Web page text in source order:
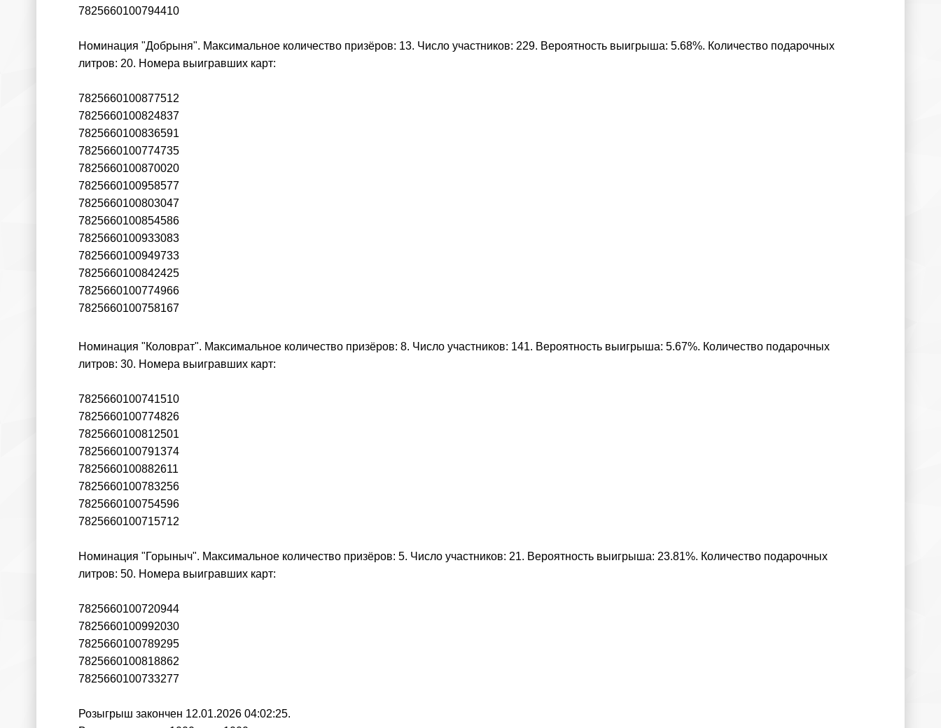
7825660100794410
Номинация "Добрыня". Максимальное количество призёров: 13. Число участников: 229. Вероятность выигрыша: 5.68%. Количество подарочных
литров: 20. Номера выигравших карт:
7825660100877512
7825660100824837
7825660100836591
7825660100774735
7825660100870020
7825660100958577
7825660100803047
7825660100854586
7825660100933083
7825660100949733
7825660100842425
7825660100774966
7825660100758167
Номинация "Коловрат". Максимальное количество призёров: 8. Число участников: 141. Вероятность выигрыша: 5.67%. Количество подарочных
литров: 30. Номера выигравших карт:
7825660100741510
7825660100774826
7825660100812501
7825660100791374
7825660100882611
7825660100783256
7825660100754596
7825660100715712
Номинация "Горыныч". Максимальное количество призёров: 5. Число участников: 21. Вероятность выигрыша: 23.81%. Количество подарочных
литров: 50. Номера выигравших карт:
7825660100720944
7825660100992030
7825660100789295
7825660100818862
7825660100733277
Розыгрыш закончен 12.01.2026 04:02:25.